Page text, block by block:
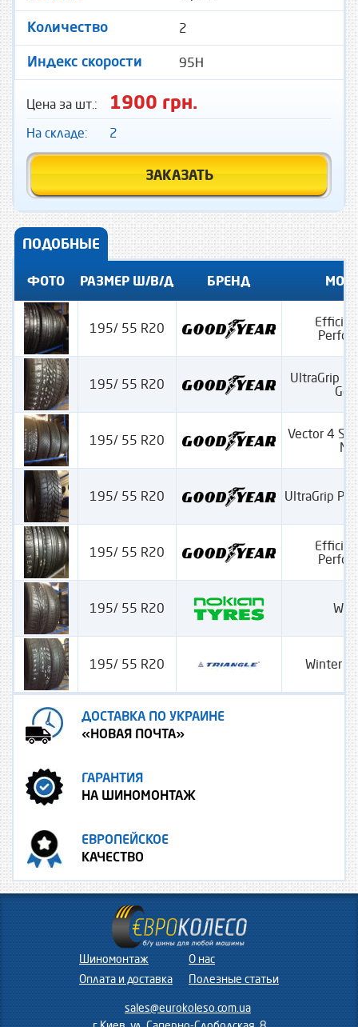
Количество 2
Индекс скорости 95H
Цена за шт.: 1900 грн.
На складе: 2
ЗАКАЗАТЬ
ПОДОБНЫЕ
ФОТО РАЗМЕР Ш/В/Д БРЕНД
195/ 55 R20
195/ 55 R20
UltraGrip
195/ 55 R20
Vector 4
195/ 55 R20 UltraGrip
195/ 55 R20
195/ 55 R20
195/ 55 R20 Winter
ДОСТАВКА ПО УКРАИНЕ
«НОВАЯ ПОЧТА»
ГАРАНТИЯ
НА ШИНОМОНТАЖ
ЕВРОПЕЙСКОЕ
КАЧЕСТВО
Шиномонтаж
Оплата и доставка
О нас
Полезные статьи
sales@eurokoleso.com.ua